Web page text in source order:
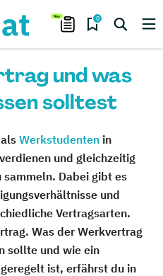
0
und was
solltest
Werkstudenten in
und gleichzeitig
Dabei gibt es
und
Vertragsarten.
Was der Werkvertrag
sollte und wie ein
ist, erfährst du in